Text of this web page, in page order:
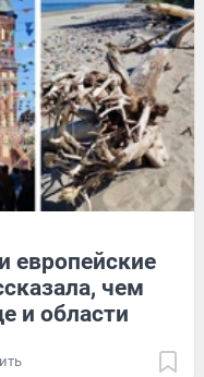
европейские
чем
и области